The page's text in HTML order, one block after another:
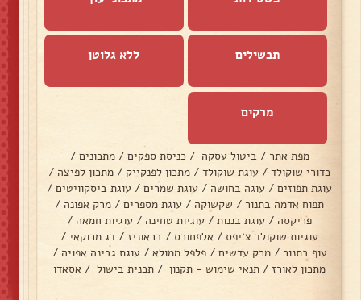
תבשילים ללא גלוטן
מרקים
מפת אתר / ביטול עסקה / כניסת ספקים / מתכונים /
כדורי שוקולד / עוגת שוקולד / מתכון לפנקייק / מתכון לפיצה /
עוגת תפוזים / עוגה בחושה / עוגת שמרים / עוגת ביסקוויטים /
תפוח אדמה בתנור/ שקשוקה / עוגת מספרים / מרק אפונה /
פריקסה / עוגת בננות / עוגיות טחינה / עוגיות חמאה /
עוגיות שוקולד צ׳יפס / אלפחורס / בראוניז / דג מרוקאי /
עוף בתנור / מרק עדשים / פלפל ממולא / עוגת גבינה אפויה /
מתכון לאורז / תנאי שימוש - תקנון / תכנית בישול / אסאדו